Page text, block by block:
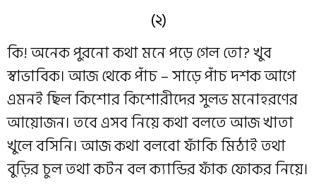
(২)
কি! অনেক পুরনো কথা মনে পড়ে গেল তো? খুব
স্বাভাবিক। আজ থেকে পাঁচ – সাড়ে পাঁচ দশক আগে
এমনই ছিল কিশোর কিশোরীদের সুলভ মনোহরণের
আয়োজন। তবে এসব নিয়ে কথা বলতে আজ খাতা
খুলে বসিনি। আজ কথা বলবো ফাঁকি মিঠাই তথা
বুড়ির চুল তথা কটন বল ক্যান্ডির ফাঁক ফোকর নিয়ে।